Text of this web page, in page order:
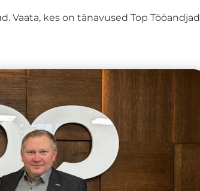
Vaata, kes on tänavused Top Tööandjad